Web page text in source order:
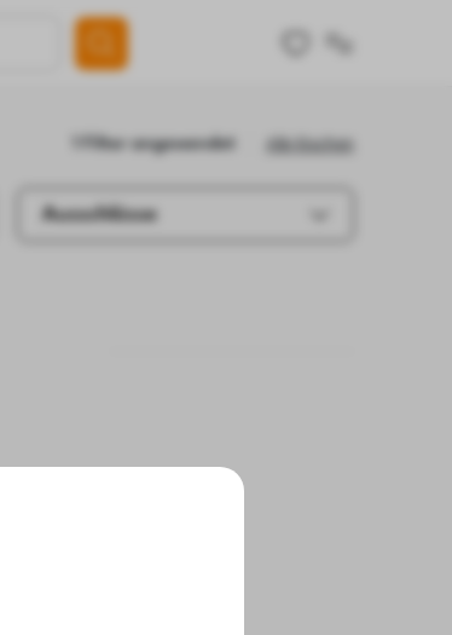
Alle löschen
1 Filter angewendet
Ausschlüsse